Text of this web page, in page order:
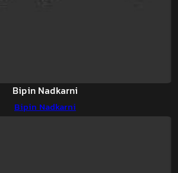
Bipin Nadkarni
Bipin Nadkarni